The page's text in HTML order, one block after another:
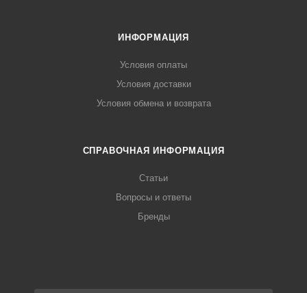
ИНФОРМАЦИЯ
Условия оплаты
Условия доставки
Условия обмена и возврата
СПРАВОЧНАЯ ИНФОРМАЦИЯ
Статьи
Вопросы и ответы
Бренды